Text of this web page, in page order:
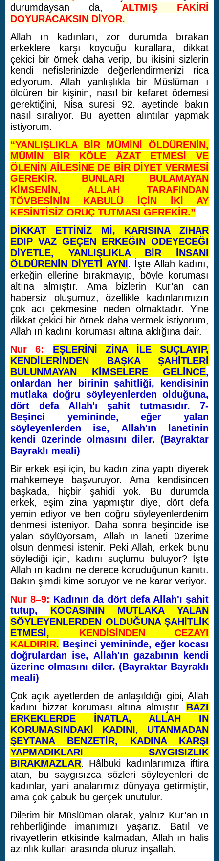
durumdaysan da, ALTMIŞ FAKİRİ
DOYURACAKSIN DİYOR.
Allah ın kadınları, zor durumda bırakan
erkeklere karşı koyduğu kurallara, dikkat
çekici bir örnek daha verip, bu ikisini sizlerin
kendi nefislerinizde değerlendirmenizi rica
ediyorum. Allah yanlışlıkla bir Müslüman ı
öldüren bir kişinin, nasıl bir kefaret ödemesi
gerektiğini, Nisa suresi 92. ayetinde bakın
nasıl sıralıyor. Bu ayetten alıntılar yapmak
istiyorum.
“YANLIŞLIKLA BİR MÜMİNİ ÖLDÜRENİN,
MÜMİN BİR KÖLE ÂZAT ETMESİ VE
ÖLENİN AİLESİNE DE BİR DİYET VERMESİ
GEREKİR. BUNLARI BULAMAYAN
KİMSENİN, ALLAH TARAFINDAN
TÖVBESİNİN KABULÜ İÇİN İKİ AY
KESİNTİSİZ ORUÇ TUTMASI GEREKİR.”
DİKKAT ETTİNİZ Mİ, KARISINA ZIHAR
EDİP VAZ GEÇEN ERKEĞİN ÖDEYECEĞİ
DİYETLE, YANLIŞLIKLA BİR İNSANI
ÖLDÜRENİN DİYETİ AYNI. İşte Allah kadını,
erkeğin ellerine bırakmayıp, böyle koruması
altına almıştır. Ama bizlerin Kur’an dan
habersiz oluşumuz, özellikle kadınlarımızın
çok acı çekmesine neden olmaktadır. Yine
dikkat çekici bir örnek daha vermek istiyorum,
Allah ın kadını koruması altına aldığına dair.
Nur 6:
EŞLERİNİ ZİNA İLE SUÇLAYIP,
KENDİLERİNDEN BAŞKA ŞAHİTLERİ
BULUNMAYAN KİMSELERE GELİNCE,
onlardan her birinin şahitliği, kendisinin
mutlaka doğru söyleyenlerden olduğuna,
dört defa Allah'ı şahit tutmasıdır. 7-
Beşinci yemininde, eğer yalan
söyleyenlerden ise, Allah'ın lanetinin
kendi üzerinde olmasını diler. (Bayraktar
Bayraklı meali)
Bir erkek eşi için, bu kadın zina yaptı diyerek
mahkemeye başvuruyor. Ama kendisinden
başkada, hiçbir şahidi yok. Bu durumda
erkek, eşim zina yapmıştır diye, dört defa
yemin ediyor ve ben doğru söyleyenlerdenim
denmesi isteniyor. Daha sonra beşincide ise
yalan söylüyorsam, Allah ın laneti üzerime
olsun denmesi istenir. Peki Allah, erkek bunu
söylediği için, kadını suçlumu buluyor? İşte
Allah ın kadını ne derece koruduğunun kanıtı.
Bakın şimdi kime soruyor ve ne karar veriyor.
Nur 8–9: Kadının da dört defa Allah'ı şahit
tutup, KOCASININ MUTLAKA YALAN
SÖYLEYENLERDEN OLDUĞUNA ŞAHİTLİK
ETMESİ, KENDİSİNDEN CEZAYI
KALDIRIR. Beşinci yemininde, eğer kocası
doğrulardan ise, Allah'ın gazabının kendi
üzerine olmasını diler. (Bayraktar Bayraklı
meali)
Çok açık ayetlerden de anlaşıldığı gibi, Allah
kadını bizzat koruması altına almıştır. BAZI
ERKEKLERDE İNATLA, ALLAH IN
KORUMASINDAKİ KADINI, UTANMADAN
ŞEYTANA BENZETİR, KADINA KARŞI
YAPMADIKLARI SAYGISIZLIK
BIRAKMAZLAR. Hâlbuki kadınlarımıza iftira
atan, bu saygısızca sözleri söyleyenleri de
kadınlar, yani analarımız dünyaya getirmiştir,
ama çok çabuk bu gerçek unutulur.
Dilerim bir Müslüman olarak, yalnız Kur’an ın
rehberliğinde imanımızı yaşarız. Batıl ve
rivayetlerin etkisinde kalmadan, Allah ın halis
azınlık kulları arasında oluruz inşallah.